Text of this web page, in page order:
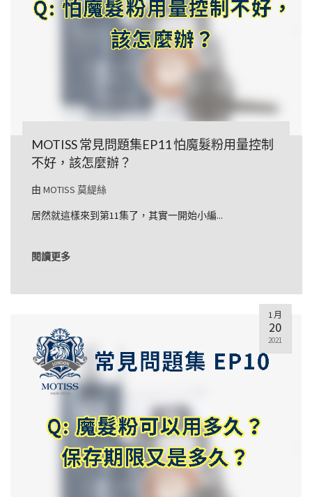
MOTISS 常見問題集EP11 怕魔髮粉用量控制
不好，該怎麼辦？
由 MOTISS 莫緹絲
居然就這樣來到第11集了，其實一開始小編...
閱讀更多
1 月
20
2021